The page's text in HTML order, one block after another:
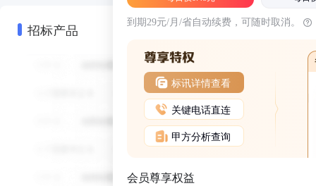
招标产品 到期29元/月/省自动续费，可随时取消。
标讯详情查看
关键电话直连
甲方分析查询
会员尊享权益